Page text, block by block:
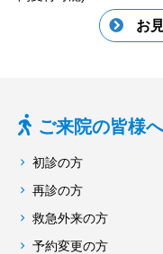
お
ご来院の皆様
初診の方
再診の方
救急外来の方
予約変更の方